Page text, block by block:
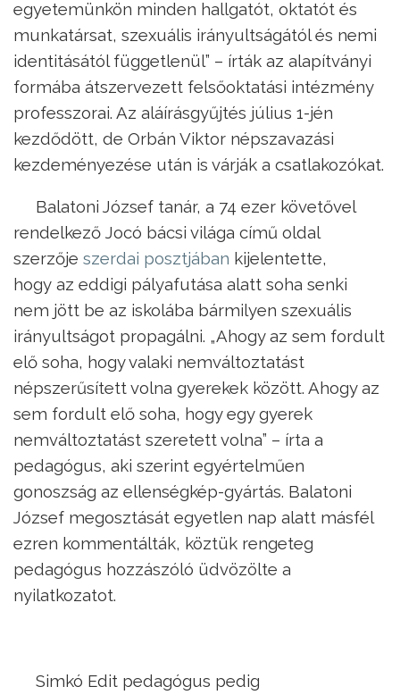
egyetemünkön minden hallgatót, oktatót és
munkatársat, szexuális irányultságától és nemi
identitásától függetlenül” – írták az alapítványi
formába átszervezett felsőoktatási intézmény
professzorai. Az aláírásgyűjtés július 1-jén
kezdődött, de Orbán Viktor népszavazási
kezdeményezése után is várják a csatlakozókat.
Balatoni József tanár, a 74 ezer követővel
rendelkező Jocó bácsi világa című oldal
szerzője szerdai posztjában kijelentette,
hogy az eddigi pályafutása alatt soha senki
nem jött be az iskolába bármilyen szexuális
irányultságot propagálni. „Ahogy az sem fordult
elő soha, hogy valaki nemváltoztatást
népszerűsített volna gyerekek között. Ahogy az
sem fordult elő soha, hogy egy gyerek
nemváltoztatást szeretett volna” – írta a
pedagógus, aki szerint egyértelműen
gonoszság az ellenségkép-gyártás. Balatoni
József megosztását egyetlen nap alatt másfél
ezren kommentálták, köztük rengeteg
pedagógus hozzászóló üdvözölte a
nyilatkozatot.
Simkó Edit pedagógus pedig